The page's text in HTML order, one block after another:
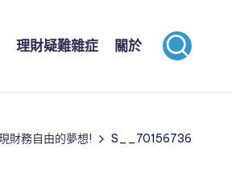
理財疑難雜症 關於
財務自由的夢想! S__70156736